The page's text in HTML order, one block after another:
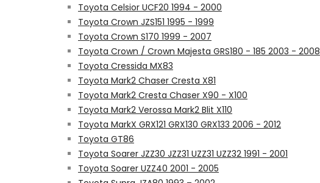
Toyota Celsior UCF20 1994 - 2000
Toyota Crown JZS151 1995 - 1999
Toyota Crown S170 1999 - 2007
Toyota Crown / Crown Majesta GRS180 - 185 2003 - 2008
Toyota Cressida MX83
Toyota Mark2 Chaser Cresta X81
Toyota Mark2 Cresta Chaser X90 - X100
Toyota Mark2 Verossa Mark2 Blit X110
Toyota MarkX GRX121 GRX130 GRX133 2006 - 2012
Toyota GT86
Toyota Soarer JZZ30 JZZ31 UZZ31 UZZ32 1991 - 2001
Toyota Soarer UZZ40 2001 - 2005